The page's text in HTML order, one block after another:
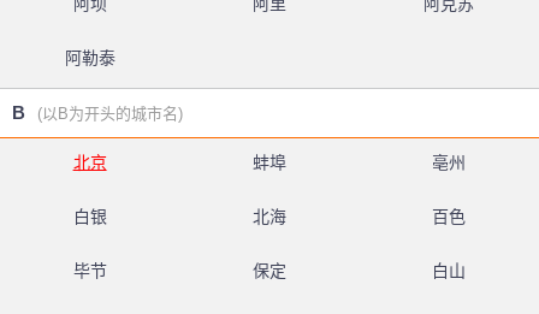
阿勒泰
B (以B为开头的城市名)
北京 蚌埠 亳州
白银 北海 百色
毕节 保定 白山